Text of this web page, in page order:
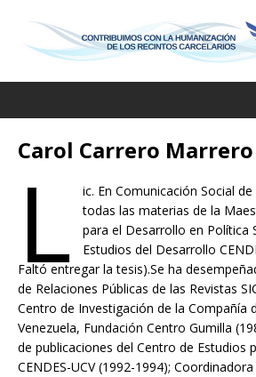
Carol Carrero Marrero
L
ic. En Comunicación Social de
todas las materias de la
para el Desarrollo en Política
Estudios del Desarrollo
Faltó entregar la tesis).Se ha
de Relaciones Públicas de las Revistas
Centro de Investigación de la Compañía
Venezuela, Fundación Centro Gumilla
de publicaciones del Centro de Estudios
CENDES-UCV (1992-1994);